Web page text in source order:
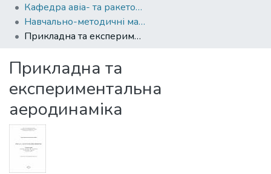
All of DSpace
Statistics
Кафедра авіа- та ракетобудування (АРБ)
Навчально-методичні матеріали (АРБ)
Прикладна та експериментальна аеродинаміка
Прикладна та
експериментальна
аеродинаміка